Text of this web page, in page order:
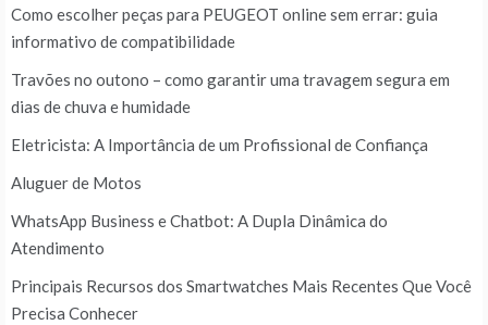
Como escolher peças para PEUGEOT online sem errar: guia
informativo de compatibilidade
Travões no outono – como garantir uma travagem segura em
dias de chuva e humidade
Eletricista: A Importância de um Profissional de Confiança
Aluguer de Motos
WhatsApp Business e Chatbot: A Dupla Dinâmica do
Atendimento
Principais Recursos dos Smartwatches Mais Recentes Que Você
Precisa Conhecer